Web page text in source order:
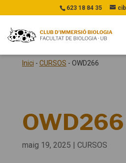
623 18 84 35
Inici - CURSOS - OWD266
OWD266
maig 19, 2025 | CURSOS